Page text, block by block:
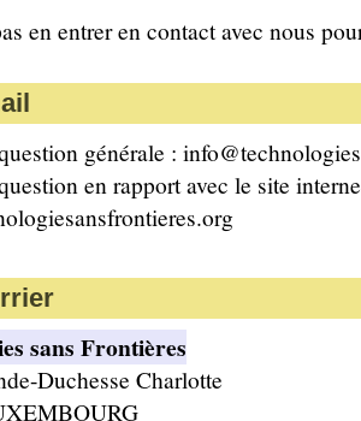
en entrer en contact avec nous
générale :
en rapport avec le site
sans Frontières
Duchesse Charlotte